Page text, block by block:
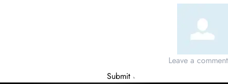
Submit